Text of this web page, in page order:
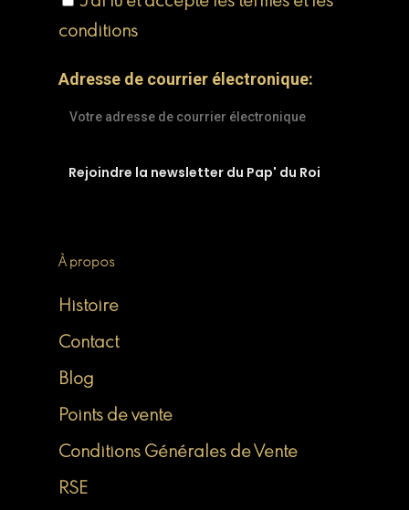
conditions
Adresse de courrier électronique:
À propos
Histoire
Contact
Blog
Points de vente
Conditions Générales de Vente
RSE